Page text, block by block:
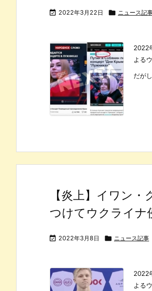
 2022年3月22日  ニュース記
2022
よる
だが
【炎上】イワン
つけてウクライナ
 2022年3月8日  ニュース記事
2022
よる